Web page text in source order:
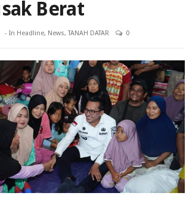
Berat
- In Headline, News,TANAH DATAR 0